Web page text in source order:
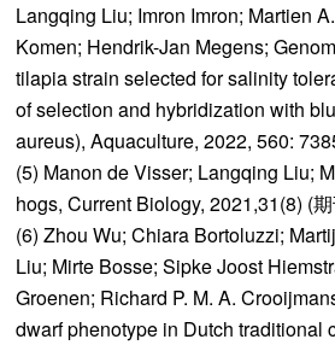
Langqing Liu; Imron Imron; Martien
Komen; Hendrik-Jan Megens;
tilapia strain selected for salinity
of selection and hybridization with
aureus), Aquaculture, 2022, 560:
(5) Manon de Visser; Langqing Liu;
hogs, Current Biology, 2021,31(8) (
(6) Zhou Wu; Chiara Bortoluzzi;
Liu; Mirte Bosse; Sipke Joost
Groenen; Richard P. M. A.
dwarf phenotype in Dutch traditional